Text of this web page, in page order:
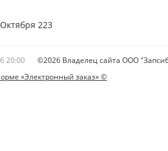
223
20:00
©2026 Владелец сайта ООО
«Электронный заказ» ©